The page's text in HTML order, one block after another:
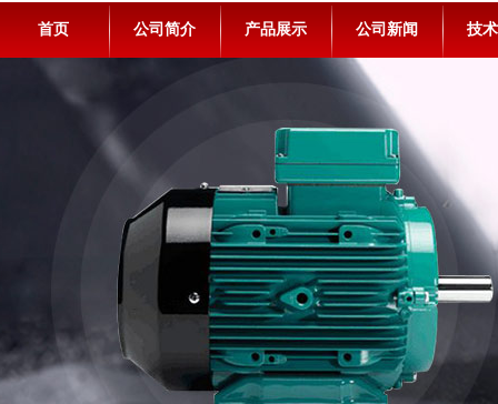
首页 公司简介 产品展示 公司新闻 技